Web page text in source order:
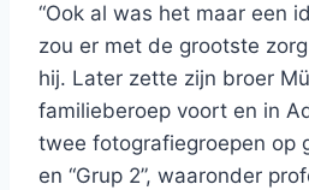
“Ook al was het maar een
zou er met de grootste
hij. Later zette zijn broer
familieberoep voort en in
twee fotografiegroepen op
en “Grup 2”, waaronder